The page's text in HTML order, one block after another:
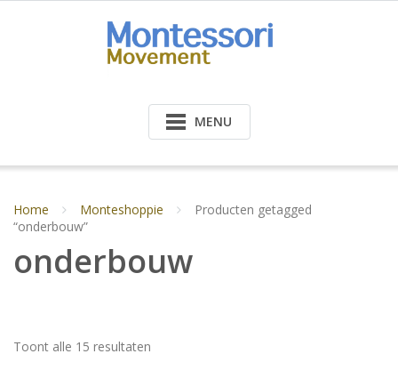
MENU
Home Monteshoppie
Producten getagged
“onderbouw”
onderbouw
Toont alle 15 resultaten